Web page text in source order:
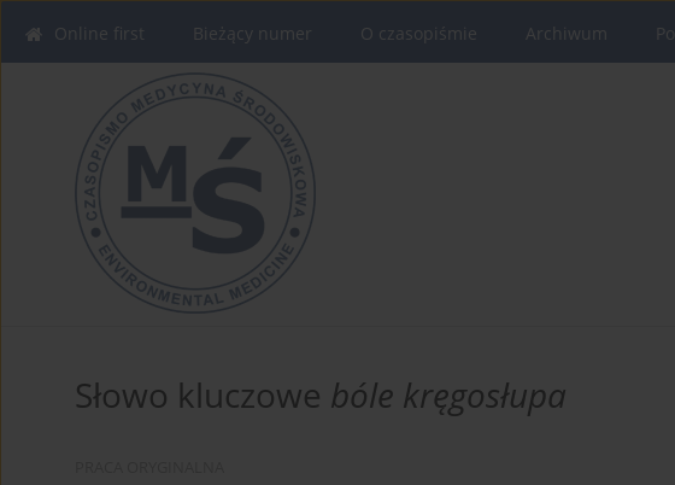
Online first Bieżący numer O czasopiśmie Archiwum
Słowo kluczowe bóle kręgosłupa